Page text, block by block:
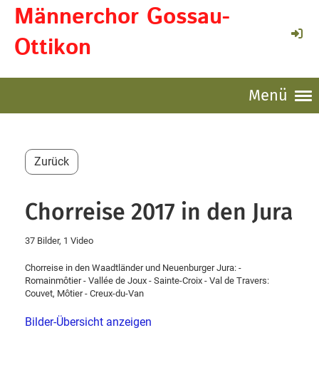
Männerchor Gossau-
Ottikon
Menü
Zurück
Chorreise 2017 in den Jura
37 Bilder, 1 Video
Chorreise in den Waadtländer und Neuenburger Jura: -
Romainmôtier - Vallée de Joux - Sainte-Croix - Val de Travers:
Couvet, Môtier - Creux-du-Van
Bilder-Übersicht anzeigen